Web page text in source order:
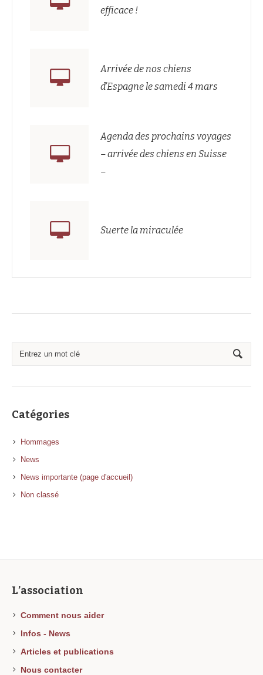
efficace !
Arrivée de nos chiens
d’Espagne le samedi 4 mars
Agenda des prochains voyages
– arrivée des chiens en Suisse
–
Suerte la miraculée
Catégories
Hommages
News
News importante (page d'accueil)
Non classé
L’association
Comment nous aider
Infos - News
Articles et publications
Nous contacter